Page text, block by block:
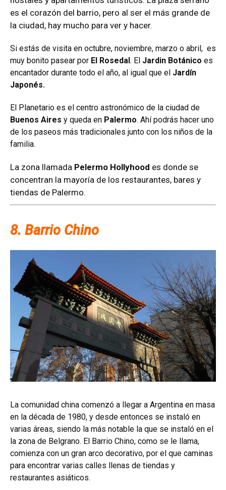
es el corazón del barrio, pero al ser el más grande de
la ciudad, hay mucho para ver y hacer.
Si estás de visita en octubre, noviembre, marzo o abril, es
muy bonito pasear por El Rosedal. El Jardin Botánico es
encantador durante todo el año, al igual que el Jardín
Japonés.
El Planetario es el centro astronómico de la ciudad de
Buenos Aires y queda en Palermo. Ahí podrás hacer uno
de los paseos más tradicionales junto con los niños de la
familia.
La zona llamada Pelermo Hollyhood es donde se
concentran la mayoría de los restaurantes, bares y
tiendas de Palermo.
8. Barrio Chino
La comunidad china comenzó a llegar a Argentina en masa
en la década de 1980, y desde entonces se instaló en
varias áreas, siendo la más notable la que se instaló en el
la zona de Belgrano. El Barrio Chino, como se le llama,
comienza con un gran arco decorativo, por el que caminas
para encontrar varias calles llenas de tiendas y
restaurantes asiáticos.